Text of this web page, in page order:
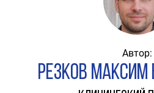
Автор:
Резков Максим